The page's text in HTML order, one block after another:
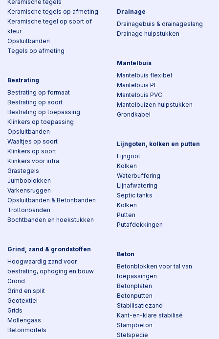
Keramische tegels
Keramische tegels op afmeting
Keramische tegel op soort of
kleur
Opsluitbanden
Tegels op afmeting
Bestrating
Bestrating op formaat
Bestrating op soort
Bestrating op toepassing
Klinkers op toepassing
Opsluitbanden
Waaltjes op soort
Klinkers op soort
Klinkers voor infra
Grastegels
Jumboblokken
Varkensruggen
Opsluitbanden & Betonbanden
Trottoirbanden
Bochtbanden en hoekstukken
Grind, zand & grondstoffen
Hoogwaardig zand voor
bestrating, ophoging en bouw
Grond
Grind en split
Geotextiel
Grids
Mollengaas
Betonmortels
Drainage
Drainagebuis & drainageslang
Drainage hulpstukken
Mantelbuis
Mantelbuis flexibel
Mantelbuis PE
Mantelbuis PVC
Mantelbuizen hulpstukken
Grondkabel
Lijngoten, kolken en putten
Lijngoot
Kolken
Waterbuffering
Lijnafwatering
Septic tanks
Kolken
Putten
Putafdekkingen
Beton
Betonblokken voor tal van
toepassingen
Betonplaten
Betonputten
Stabilisatiezand
Kant-en-klare stabilisé
Stampbeton
Stelspecie